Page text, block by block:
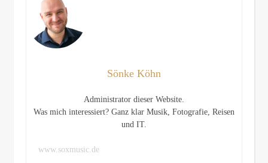
Sönke Köhn
Administrator dieser Website.
Was mich interessiert? Ganz klar Musik, Fotografie, Reisen
und IT.
www.soxmusic.de